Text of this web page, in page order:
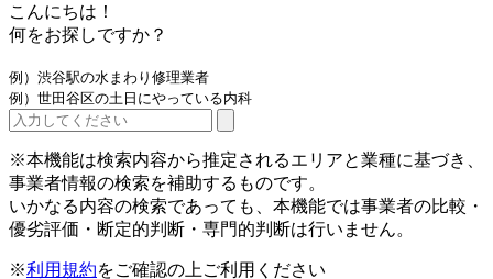
こんにちは！
何をお探しですか？
例）渋谷駅の水まわり修理業者
例）世田谷区の土日にやっている内科
※本機能は検索内容から推定されるエリアと業種に基づき、
事業者情報の検索を補助するものです。
いかなる内容の検索であっても、本機能では事業者の比較・
優劣評価・断定的判断・専門的判断は行いません。
※利用規約をご確認の上ご利用ください